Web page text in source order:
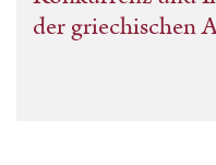
der griechischen